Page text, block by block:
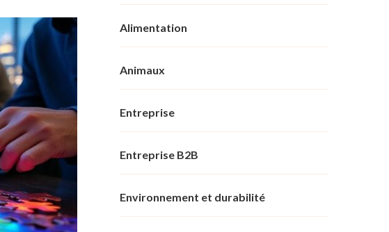
Alimentation
Animaux
Entreprise
Entreprise B2B
Environnement et durabilité